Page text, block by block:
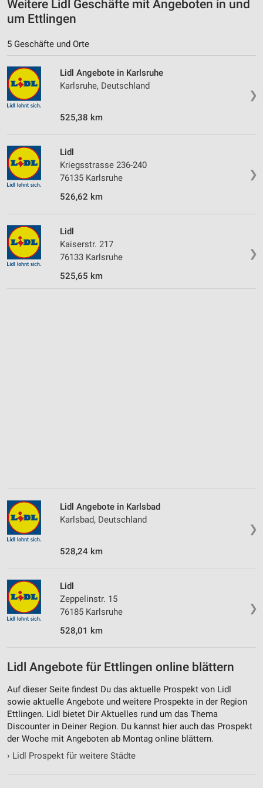
Weitere Lidl Geschäfte mit Angeboten in und
um Ettlingen
5 Geschäfte und Orte
❯
Lidl Angebote in Karlsruhe
Karlsruhe, Deutschland
525,38 km
❯
Lidl
Kriegsstrasse 236-240
76135 Karlsruhe
526,62 km
❯
Lidl
Kaiserstr. 217
76133 Karlsruhe
525,65 km
❯
Lidl Angebote in Karlsbad
Karlsbad, Deutschland
528,24 km
❯
Lidl
Zeppelinstr. 15
76185 Karlsruhe
528,01 km
Lidl Angebote für Ettlingen online blättern
Auf dieser Seite findest Du das aktuelle Prospekt von Lidl
sowie aktuelle Angebote und weitere Prospekte in der Region
Ettlingen. Lidl bietet Dir Aktuelles rund um das Thema
Discounter in Deiner Region. Du kannst hier auch das Prospekt
der Woche mit Angeboten ab Montag online blättern.
› Lidl Prospekt für weitere Städte
Nicht-IAB-Verarbeitungszwecke:
Notwendig
Funktional